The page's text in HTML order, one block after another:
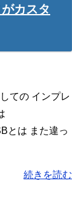
カスタ
ての インプレ
とは また違っ
続きを読む